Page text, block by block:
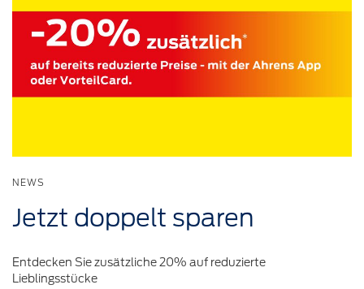
NEWS
Jetzt doppelt sparen
Entdecken Sie zusätzliche 20% auf reduzierte
Lieblingsstücke